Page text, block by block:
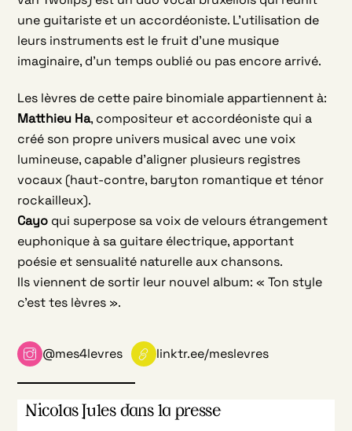
une guitariste et un accordéoniste. L’utilisation de
leurs instruments est le fruit d’une musique
imaginaire, d’un temps oublié ou pas encore arrivé.
Les lèvres de cette paire binomiale appartiennent à:
Matthieu Ha, compositeur et accordéoniste qui a
créé son propre univers musical avec une voix
lumineuse, capable d’aligner plusieurs registres
vocaux (haut-contre, baryton romantique et ténor
rockailleux).
Cayo qui superpose sa voix de velours étrangement
euphonique à sa guitare électrique, apportant
poésie et sensualité naturelle aux chansons.
Ils viennent de sortir leur nouvel album: « Ton style
c’est tes lèvres ».
@mes4levres linktr.ee/meslevres
Nicolas Jules dans la presse